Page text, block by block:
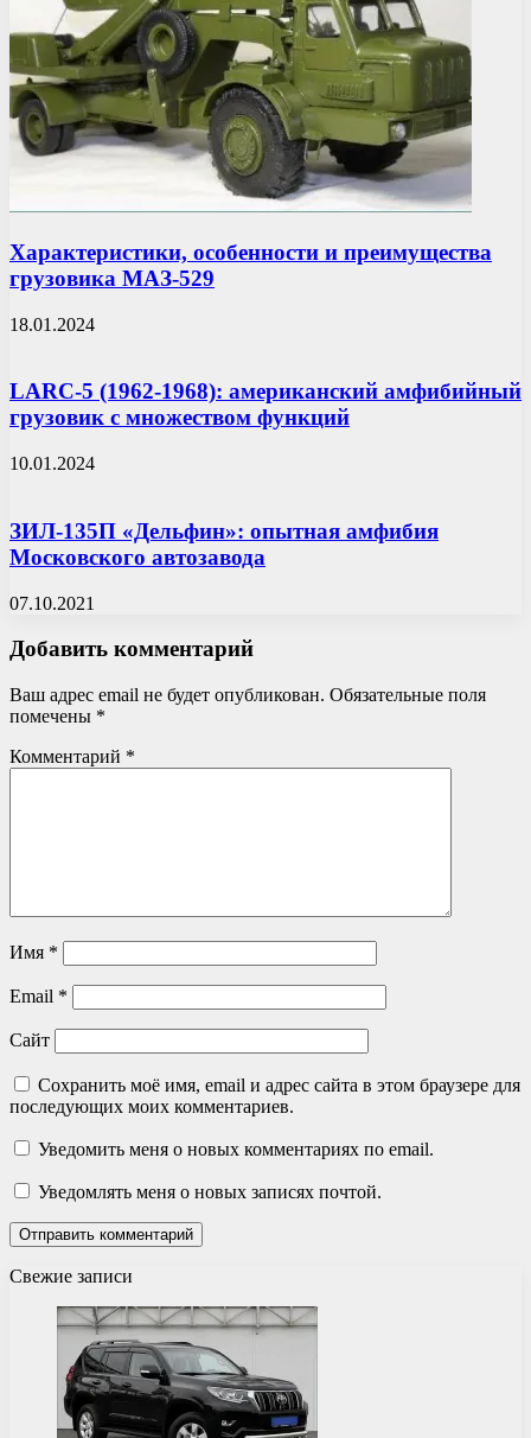
Характеристики, особенности и преимущества
грузовика МАЗ-529
18.01.2024
LARC-5 (1962-1968): американский амфибийный
грузовик с множеством функций
10.01.2024
ЗИЛ-135П «Дельфин»: опытная амфибия
Московского автозавода
07.10.2021
Добавить комментарий
Ваш адрес email не будет опубликован. Обязательные поля
помечены *
Комментарий *
Имя *
Email *
Сайт
Сохранить моё имя, email и адрес сайта в этом браузере для
последующих моих комментариев.
Уведомить меня о новых комментариях по email.
Уведомлять меня о новых записях почтой.
Свежие записи